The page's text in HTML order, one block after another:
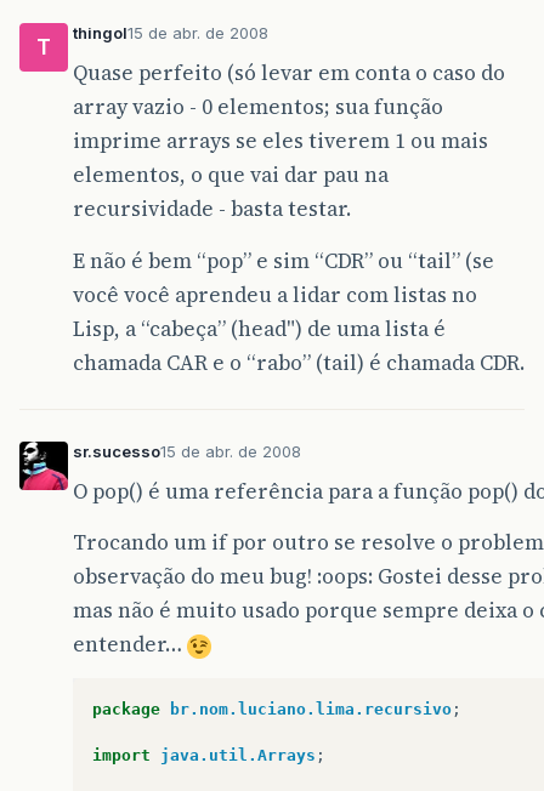
T
thingol15 de abr. de 2008
Quase perfeito (só levar em conta o caso do
array vazio - 0 elementos; sua função
imprime arrays se eles tiverem 1 ou mais
elementos, o que vai dar pau na
recursividade - basta testar.
E não é bem “pop” e sim “CDR” ou “tail” (se
você você aprendeu a lidar com listas no
Lisp, a “cabeça” (head") de uma lista é
chamada CAR e o “rabo” (tail) é chamada CDR.
sr.sucesso15 de abr. de 2008
O pop() é uma referência para a função pop()
Trocando um if por outro se resolve o
observação do meu bug! :oops: Gostei desse
mas não é muito usado porque sempre deixa
entender…
package br.nom.luciano.lima.recursivo ;
import java.util.Arrays ;